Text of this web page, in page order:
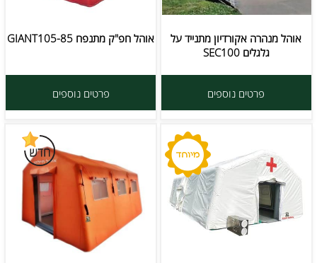
אוהל מנהרה אקורדיון מתנייד על
גלגלים SEC100
פרטים נוספים
אוהל חפ"ק מתנפח GIANT105-85
פרטים נוספים